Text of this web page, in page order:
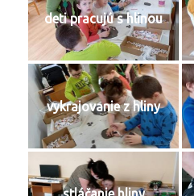
deti pracujú s hlinou
vykrajovanie z hliny